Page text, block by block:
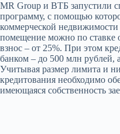
MR Group и ВТБ запустили
программу, с помощью
коммерческой
помещение можно по ставке
взнос – от 25%. При этом
банком – до 500 млн рублей,
Учитывая размер лимита и
кредитования необходимо
имеющаяся собственность